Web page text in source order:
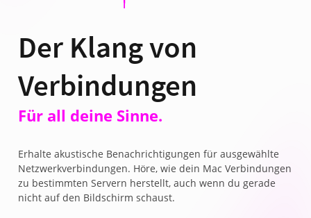
Der Klang von
Verbindungen
Für all deine Sinne.
Erhalte akustische Benachrichtigungen für ausgewählte
Netzwerkverbindungen. Höre, wie dein Mac Verbindungen
zu bestimmten Servern herstellt, auch wenn du gerade
nicht auf den Bildschirm schaust.